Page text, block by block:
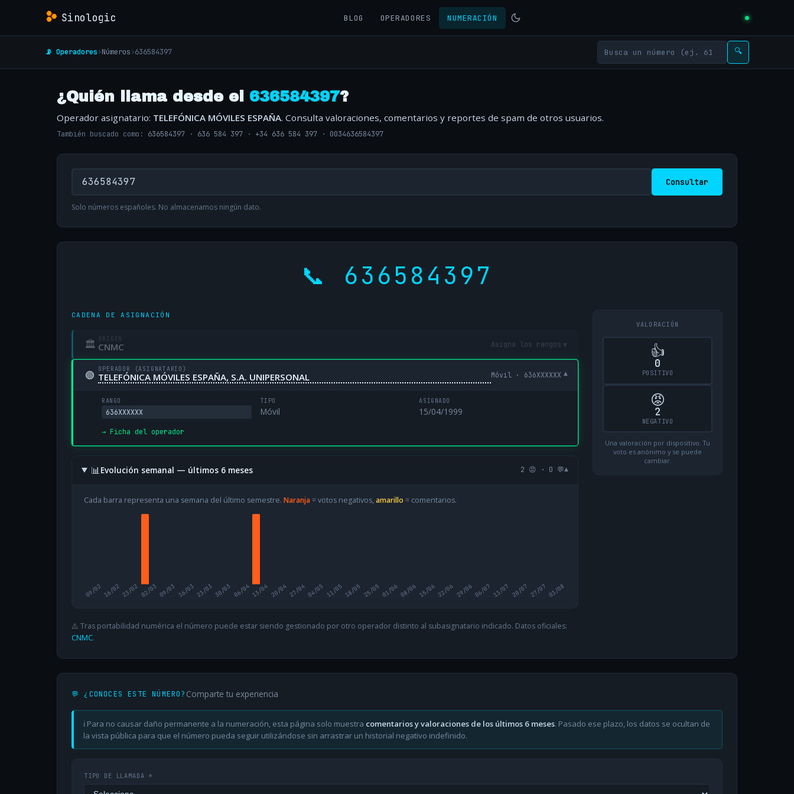
Sinologic BLOG OPERADORES NUMERACIÓN
📡 Operadores›Números›636584397 🔍
¿Quién llama desde el 636584397?
Operador asignatario: TELEFÓNICA MÓVILES ESPAÑA. Consulta valoraciones, comentarios y reportes de spam de otros usuarios.
También buscado como: 636584397 · 636 584 397 · +34 636 584 397 · 0034636584397
Consultar
Solo números españoles. No almacenamos ningún dato.
📞 636584397
CADENA DE ASIGNACIÓN
🏛 ORIGEN
CNMC Asigna los rangos ▾
🟢 OPERADOR (ASIGNATARIO)
TELEFÓNICA MÓVILES ESPAÑA, S.A. UNIPERSONAL Móvil · 636XXXXXX ▾
RANGO
636XXXXXX
TIPO
Móvil
ASIGNADO
15/04/1999
→ Ficha del operador
📊Evolución semanal — últimos 6 meses 2 😡 · 0 💬▾
Cada barra representa una semana del último semestre. Naranja= votos negativos, amarillo = comentarios.
09/0216/0223/02 02/03 09/03 16/03 23/03 30/03 06/0413/04 20/0427/0404/05 11/0518/05 25/0501/0608/06 15/0622/06 29/0606/07 13/07 20/07 27/07 03/08
⚠️ Tras portabilidad numérica el número puede estar siendo gestionado por otro operador distinto al subasignatario indicado. Datos oficiales:
CNMC.
VALORACIÓN
👍
0
POSITIVO
😡
2
NEGATIVO
Una valoración por dispositivo. Tu
voto es anónimo y se puede
cambiar.
💬 ¿CONOCES ESTE NÚMERO? Comparte tu experiencia
ℹ️ Para no causar daño permanente a la numeración, esta página solo muestra comentarios y valoraciones de los últimos 6 meses. Pasado ese plazo, los datos se ocultan de
la vista pública para que el número pueda seguir utilizándose sin arrastrar un historial negativo indefinido.
TIPO DE LLAMADA *